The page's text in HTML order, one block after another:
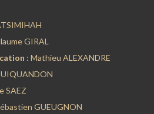
GIRAL
: Mathieu ALEXANDRE
SAEZ
GUEUGNON